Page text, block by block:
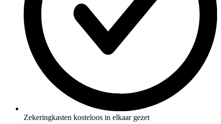
Zekeringkasten kosteloos in elkaar gezet